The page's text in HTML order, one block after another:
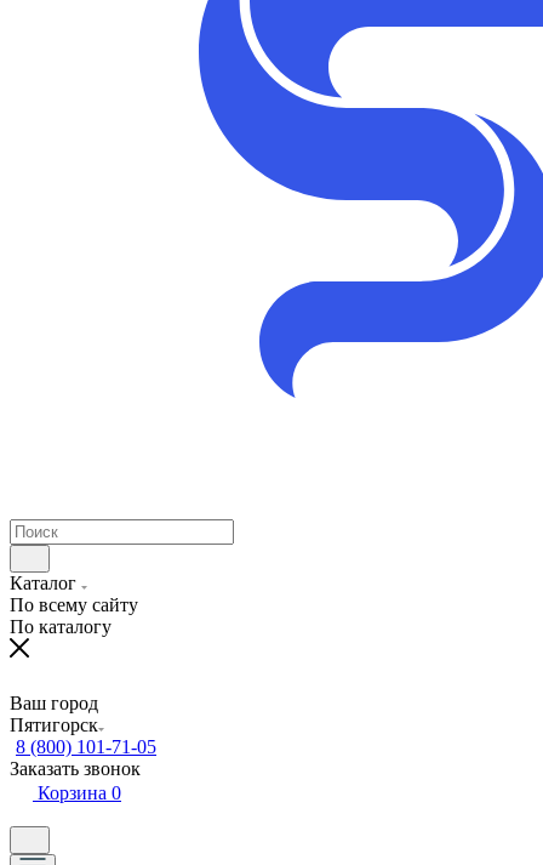
Каталог
По всему сайту
По каталогу
Ваш город
Пятигорск
8 (800) 101-71-05
Заказать звонок
Корзина 0